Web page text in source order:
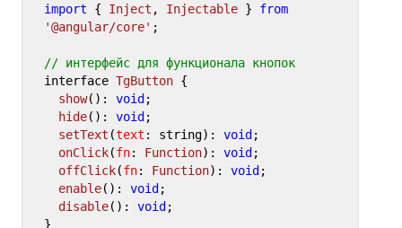
import { Inject , Injectable } from
'@angular/core' ;
// интерфейс для функционала кнопок
interface TgButton {
show(): void ;
hide(): void ;
setText (text : string): void ;
onClick(fn: Function): void ;
offClick(fn: Function): void ;
enable(): void ;
disable(): void ;
}